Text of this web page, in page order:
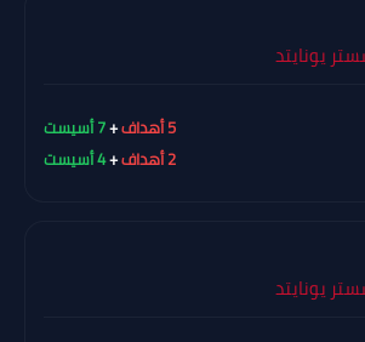
+7 أسيست
+4 أسيست